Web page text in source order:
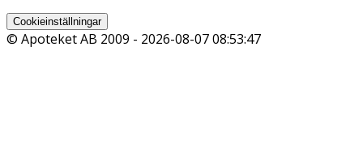
Cookieinställningar
© Apoteket AB 2009 - 2026-08-07 08:53:47